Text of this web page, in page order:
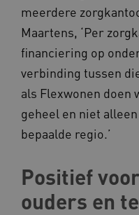
meerdere
Maartens, ‘Per
financiering op
verbinding tussen
als Flexwonen doen
geheel en niet
bepaalde regio.’
Positief
ouders en
_ga_G3VHK6CSBS